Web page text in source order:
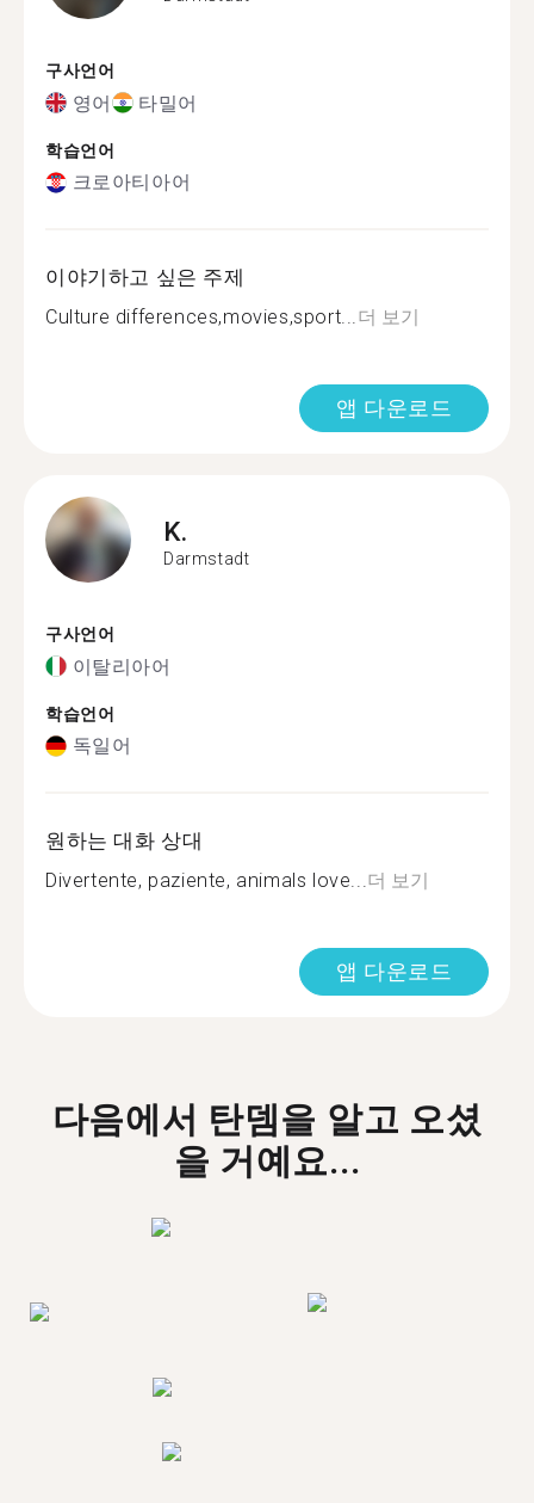
구사언어
영어 타밀어
학습언어
크로아티아어
이야기하고 싶은 주제
Culture differences,movies,sport...더 보기
앱 다운로드
K.
Darmstadt
구사언어
이탈리아어
학습언어
독일어
원하는 대화 상대
Divertente, paziente, animals love...더 보기
앱 다운로드
다음에서 탄뎀을 알고 오셨
을 거예요...